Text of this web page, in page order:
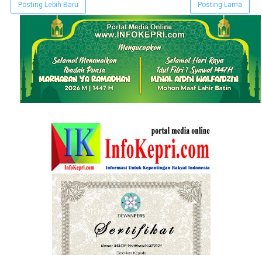
Posting Lebih Baru Posting Lama